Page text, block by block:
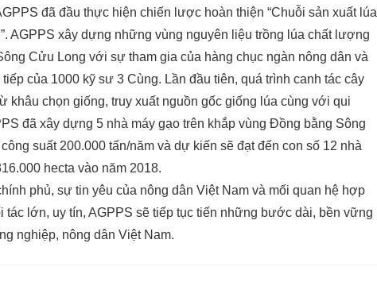
đã đầu thực hiện chiến lược hoàn thiện “Chuỗi sản xuất lúa
AGPPS xây dựng những vùng nguyên liệu trồng lúa chất lượng
Cửu Long với sự tham gia của hàng chục ngàn nông dân và
của 1000 kỹ sư 3 Cùng. Lần đầu tiên, quá trình canh tác cây
khâu chọn giống, truy xuất nguồn gốc giống lúa cùng với qui
đã xây dựng 5 nhà máy gạo trên khắp vùng Đồng bằng Sông
suất 200.000 tấn/năm và dự kiến sẽ đạt đến con số 12 nhà
hecta vào năm 2018.
phủ, sự tin yêu của nông dân Việt Nam và mối quan hệ hợp
lớn, uy tín, AGPPS sẽ tiếp tục tiến những bước dài, bền vững
nghiệp, nông dân Việt Nam.